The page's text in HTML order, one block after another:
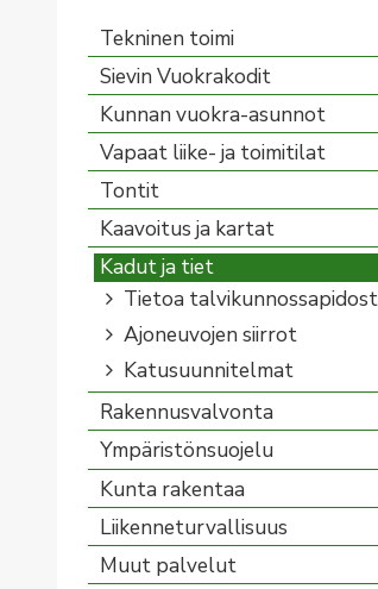
here:
Tekninen toimi
Sievin Vuokrakodit
Kunnan vuokra-asunnot
Vapaat liike- ja toimitilat
Tontit
Kaavoitus ja kartat
Kadut ja tiet
Tietoa
Ajoneuvojen siirrot
Katusuunnitelmat
Rakennusvalvonta
Ympäristönsuojelu
Kunta rakentaa
Liikenneturvallisuus
Muut palvelut